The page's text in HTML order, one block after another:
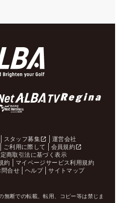
スタッフ募集
運営会社
ご利用に際して
会員規約
商取引法に基づく表示
約
マイページサービス利用規約
問合せ ヘルプ サイトマップ
無断での転載、転用、コピー等は禁じま